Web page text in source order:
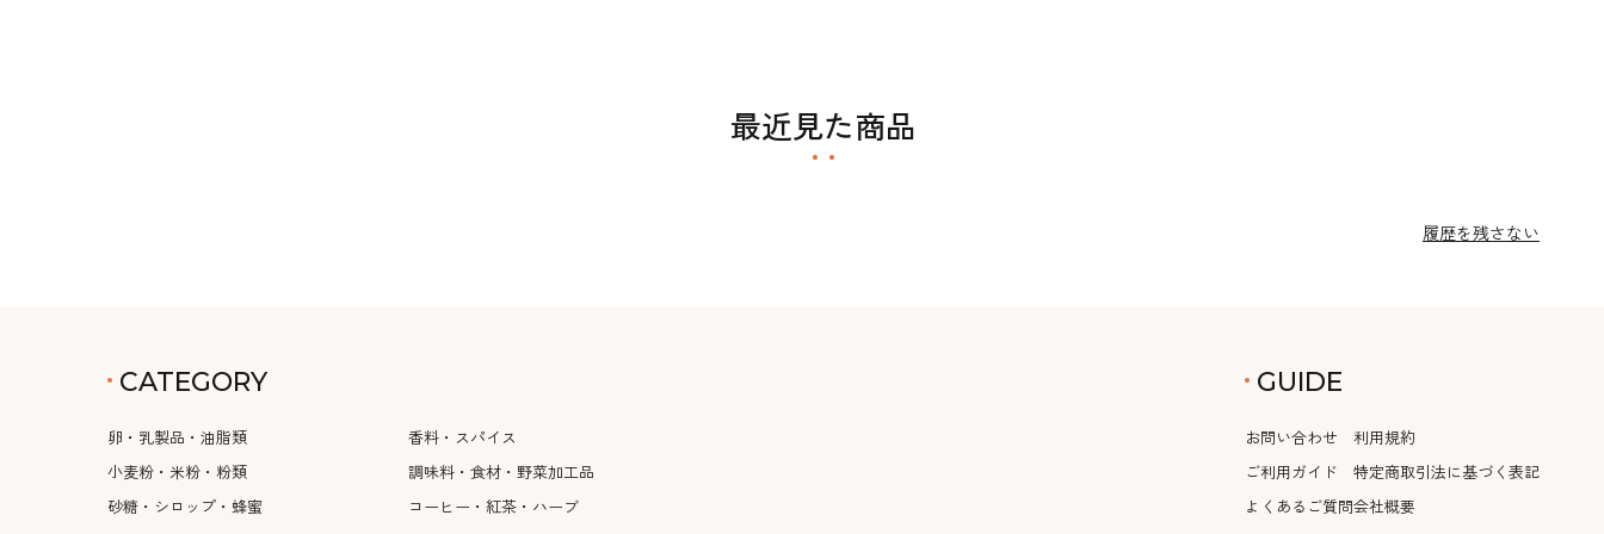
最近見た商品
履歴を残さない
CATEGORY
卵・乳製品・油脂類
小麦粉・米粉・粉類
砂糖・シロップ・蜂蜜
香料・スパイス
調味料・食材・野菜加工品
コーヒー・紅茶・ハーブ
GUIDE
お問い合わせ
ご利用ガイド
よくあるご質問
利用規約
特定商取引法に基づく表記
会社概要